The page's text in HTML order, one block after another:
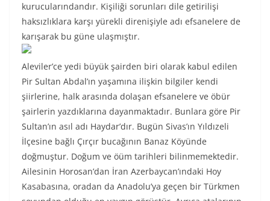
kurucularındandır. Kişiliği sorunları dile getirilişi
haksızlıklara karşı yürekli direnişiyle adı efsanelere de
karışarak bu güne ulaşmıştır.
Aleviler’ce yedi büyük şairden biri olarak kabul edilen
Pir Sultan Abdal’ın yaşamına ilişkin bilgiler kendi
şiirlerine, halk arasında dolaşan efsanelere ve öbür
şairlerin yazdıklarına dayanmaktadır. Bunlara göre Pir
Sultan’ın asıl adı Haydar’dır. Bugün Sivas’ın Yıldızeli
İlçesine bağlı Çırçır bucağının Banaz Köyünde
doğmuştur. Doğum ve öüm tarihleri bilinmemektedir.
Ailesinin Horosan’dan İran Azerbaycan’ındaki Hoy
Kasabasına, oradan da Anadolu’ya geçen bir Türkmen